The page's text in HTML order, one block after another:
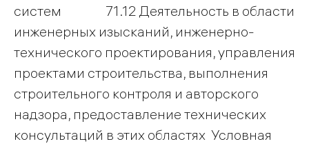
систем 71.12 Деятельность в области
инженерных изысканий, инженерно-
технического проектирования, управления
проектами строительства, выполнения
строительного контроля и авторского
надзора, предоставление технических
консультаций в этих областях Условная